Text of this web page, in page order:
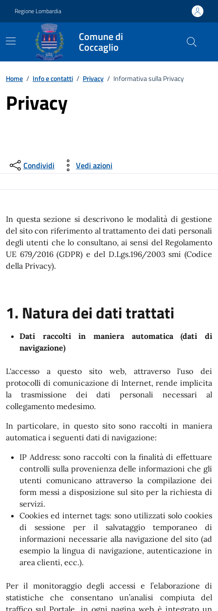
Regione Lombardia
Comune di
Coccaglio
Home / Info e contatti / Privacy / Informativa sulla Privacy
Privacy
Condividi Vedi azioni
In questa sezione si descrivono le modalità di gestione
del sito con riferimento al trattamento dei dati personali
degli utenti che lo consultano, ai sensi del Regolamento
UE 679/2016 (GDPR) e del D.Lgs.196/2003 smi (Codice
della Privacy).
1. Natura dei dati trattati
Dati raccolti in maniera automatica (dati di
navigazione)
L'accesso a questo sito web, attraverso l'uso dei
protocolli di comunicazione di Internet, rende implicita
la trasmissione dei dati personali necessari al
collegamento medesimo.
In particolare, in questo sito sono raccolti in maniera
automatica i seguenti dati di navigazione:
IP Address: sono raccolti con la finalità di effettuare
controlli sulla provenienza delle informazioni che gli
utenti comunicano attraverso la compilazione dei
form messi a disposizione sul sito per la richiesta di
servizi.
Cookies ed internet tags: sono utilizzati solo cookies
di sessione per il salvataggio temporaneo di
informazioni necessarie alla navigazione del sito (ad
esempio la lingua di navigazione, autenticazione in
area clienti, ecc.).
Per il monitoraggio degli accessi e l’elaborazione di
statistiche che consentano un’analisi compiuta del
traffico sul Portale, in ogni pagina web è integrato un